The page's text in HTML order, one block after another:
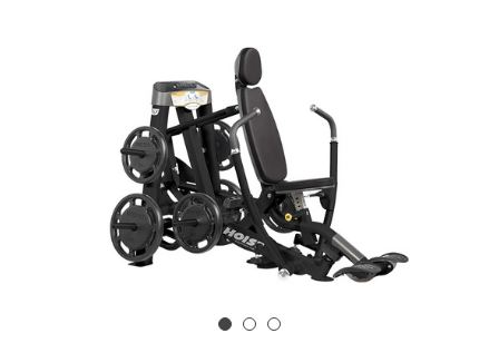
简体中文
简体中文